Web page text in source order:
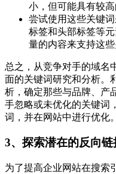
小，但可能具有较高
尝试使用这些关键
标签和头部标签等
量的内容来支持这些
总之，从竞争对手的域名
面的关键词研究和分析。
析，确定那些与品牌、产
手忽略或未优化的关键词
词，并在网站中进行优化。
3、探索潜在的反向链
为了提高企业网站在搜索